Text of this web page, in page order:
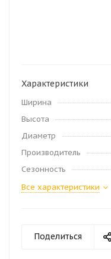
Характеристики
Ширина
Высота
Диаметр
Производитель
Сезонность
Все характеристики
Поделиться